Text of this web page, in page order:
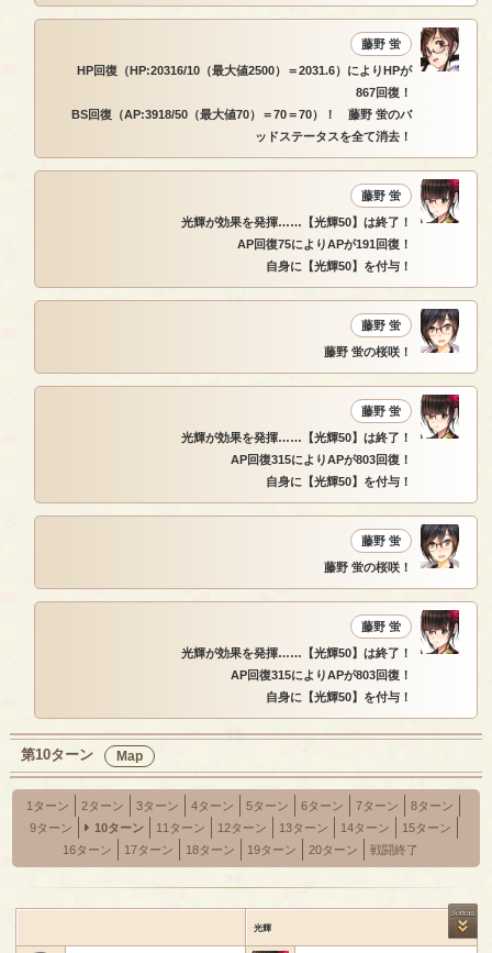
藤野 蛍
HP回復（HP:20316/10（最大値2500）＝2031.6）によりHPが
867回復！
BS回復（AP:3918/50（最大値70）＝70＝70）！ 藤野 蛍のバ
ッドステータスを全て消去！
藤野 蛍
光輝が効果を発揮……【光輝50】は終了！
AP回復75によりAPが191回復！
自身に【光輝50】を付与！
藤野 蛍
藤野 蛍の桜咲！
藤野 蛍
光輝が効果を発揮……【光輝50】は終了！
AP回復315によりAPが803回復！
自身に【光輝50】を付与！
藤野 蛍
藤野 蛍の桜咲！
藤野 蛍
光輝が効果を発揮……【光輝50】は終了！
AP回復315によりAPが803回復！
自身に【光輝50】を付与！
第10ターン Map
1ターン 2ターン 3ターン 4ターン 5ターン 6ターン 7ターン
8ターン
9ターン
10ターン 11ターン 12ターン 13ターン 14ターン
15ターン
16ターン
17ターン 18ターン 19ターン 20ターン 戦闘終了
光輝